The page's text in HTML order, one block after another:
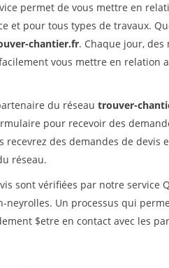
permet de vous mettre en
et pour tous types de travaux.
chantier.fr. Chaque jour,
vous mettre en relation
du réseau trouver-
pour recevoir des
recevrez des demandes de
réseau.
sont vérifiées par notre service
neyrolles. Un processus qui
$etre en contact avec les